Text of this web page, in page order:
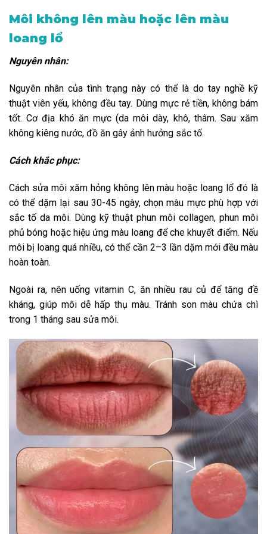
Môi không lên màu hoặc lên màu
loang lổ
Nguyên nhân:
Nguyên nhân của tình trạng này có thể là do tay nghề kỹ
thuật viên yếu, không đều tay. Dùng mực rẻ tiền, không bám
tốt. Cơ địa khó ăn mực (da môi dày, khô, thâm. Sau xăm
không kiêng nước, đồ ăn gây ảnh hưởng sắc tố.
Cách khắc phục:
Cách sửa môi xăm hỏng không lên màu hoặc loang lổ đó là
có thể dặm lại sau 30-45 ngày, chọn màu mực phù hợp với
sắc tố da môi. Dùng kỹ thuật phun môi collagen, phun môi
phủ bóng hoặc hiệu ứng màu loang để che khuyết điểm. Nếu
môi bị loang quá nhiều, có thể cần 2–3 lần dặm mới đều màu
hoàn toàn.
Ngoài ra, nên uống vitamin C, ăn nhiều rau củ để tăng đề
kháng, giúp môi dễ hấp thụ màu. Tránh son màu chứa chì
trong 1 tháng sau sửa môi.